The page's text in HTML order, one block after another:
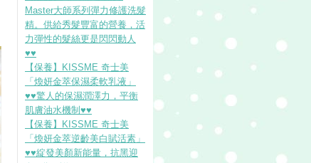
Master大師系列彈力修護洗髮
精。供給秀髮豐富的營養，活
力彈性的髮絲更是閃閃動人
♥♥
【保養】KISSME 奇士美
「煥妍金萃保濕柔軟乳液」
♥♥驚人的保濕潤澤力，平衡
肌膚油水機制♥♥
【保養】KISSME 奇士美
「煥妍金萃逆齡美白賦活素」
♥♥綻發美顏新能量，抗黑迎